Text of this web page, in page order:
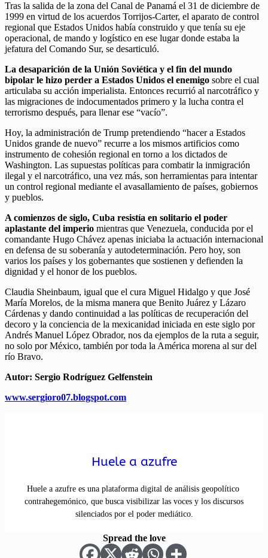
Tras la salida de la zona del Canal de Panamá el 31 de diciembre de
1999 en virtud de los acuerdos Torrijos-Carter, el aparato de control
regional que Estados Unidos había construido y que tenía su eje
operacional, de mando y logístico en ese lugar donde estaba la
jefatura del Comando Sur, se desarticuló.
La desaparición de la Unión Soviética y el fin del mundo
bipolar le hizo perder a Estados Unidos el enemigo sobre el cual
articulaba su acción imperialista. Entonces recurrió al narcotráfico y
las migraciones de indocumentados primero y la lucha contra el
terrorismo después, para llenar ese “vacío”.
Hoy, la administración de Trump pretendiendo “hacer a Estados
Unidos grande de nuevo” recurre a los mismos artificios como
instrumento de cohesión regional en torno a los dictados de
Washington. Las supuestas políticas para combatir la inmigración
ilegal y el narcotráfico, una vez más, son herramientas para intentar
un control regional mediante el avasallamiento de países, gobiernos
y pueblos.
A comienzos de siglo, Cuba resistía en solitario el poder
aplastante del imperio mientras que Venezuela, conducida por el
comandante Hugo Chávez apenas iniciaba la actuación internacional
en defensa de su soberanía y autodeterminación. Pero hoy, son
varios los países y los gobernantes que sostienen y defienden la
dignidad y el honor de los pueblos.
Claudia Sheinbaum, igual que el cura Miguel Hidalgo y que José
María Morelos, de la misma manera que Benito Juárez y Lázaro
Cárdenas y dando continuidad a las políticas de recuperación del
decoro y la conciencia de la mexicanidad iniciada en este siglo por
Andrés Manuel López Obrador, nos da ejemplos de la ruta a seguir,
no solo por México, también por toda la América morena al sur del
río Bravo.
Autor: Sergio Rodríguez Gelfenstein
www.sergioro07.blogspot.com
Huele a azufre
Huele a azufre es una plataforma digital de análisis geopolítico
contrahegemónico, que busca visibilizar las voces y los discursos
silenciados por el poder mediático.
Spread the love